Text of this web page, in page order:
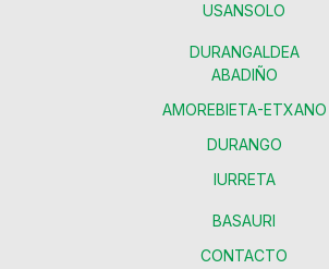
USANSOLO
DURANGALDEA
ABADIÑO
AMOREBIETA-ETXANO
DURANGO
IURRETA
BASAURI
CONTACTO